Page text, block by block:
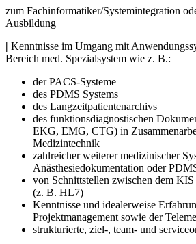
zum Fachinformatiker/Systemintegration
Ausbildung
| Kenntnisse im Umgang mit
Bereich med. Spezialsystem wie z. B.:
der PACS-Systeme
des PDMS Systems
des Langzeitpatientenarchivs
des funktionsdiagnostischen
EKG, EMG, CTG) in
Medizintechnik
zahlreicher weiterer medizinischer
Anästhesiedokumentation oder
von Schnittstellen zwischen dem KIS
(z. B. HL7)
Kenntnisse und idealerweise
Projektmanagement sowie der
strukturierte, ziel-, team- und